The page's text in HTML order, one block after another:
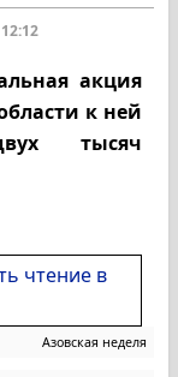
акция
к ней
тысяч
чтение в
Азовская неделя